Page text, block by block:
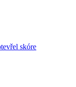
skóre